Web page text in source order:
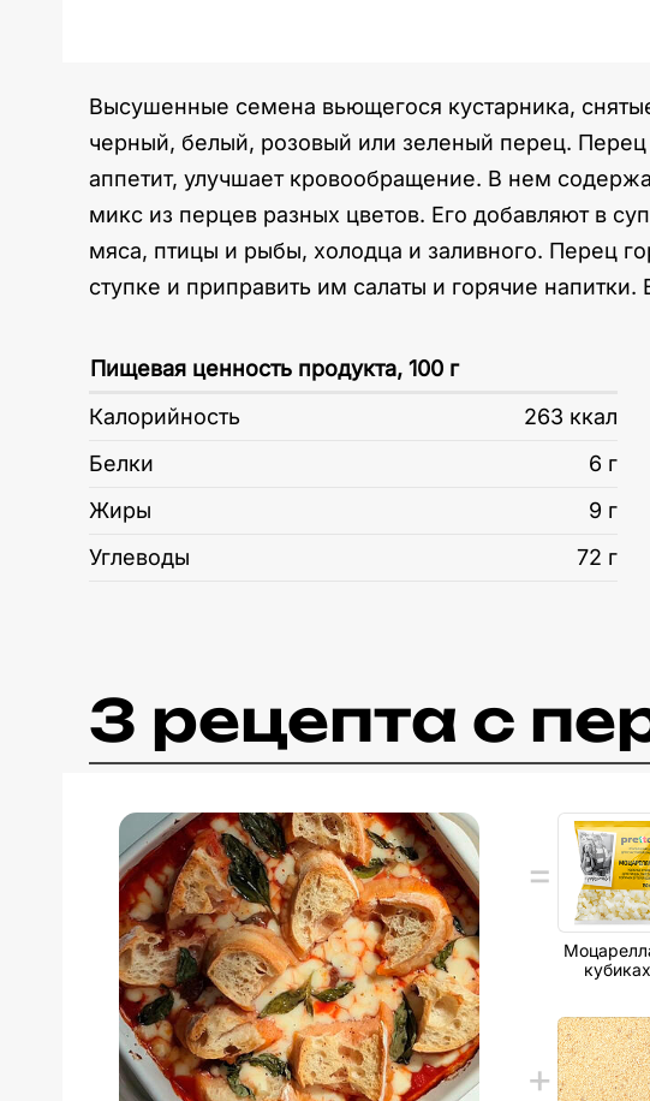
Высушенные семена вьющегося кустарника,
черный, белый, розовый или зеленый перец.
аппетит, улучшает кровообращение. В нем
микс из перцев разных цветов. Его добавляют в
мяса, птицы и рыбы, холодца и заливного. Перец
ступке и приправить им салаты и горячие
Пищевая ценность продукта, 100 г
Калорийность
263 ккал
Белки
6 г
Жиры
9 г
Углеводы
72 г
3 рецепта c
кубиках